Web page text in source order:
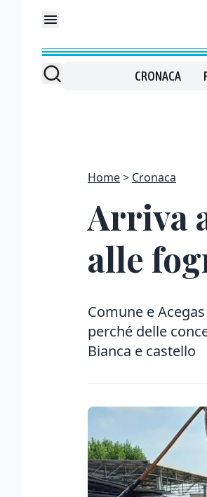
CRONACA
Home Cronaca
Arriva
alle
Comune e
perché delle
Bianca e castello